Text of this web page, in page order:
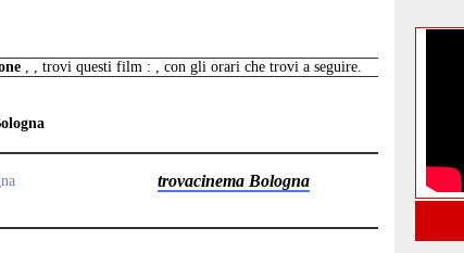
, , trovi questi film : , con gli orari che trovi a seguire.
trovacinema Bologna